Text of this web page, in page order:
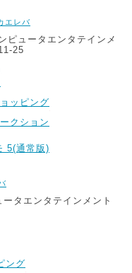
エレバ
ピュータエンタテインメ
25
ッピング
クション
5(通常版)
タエンタテインメント
ング